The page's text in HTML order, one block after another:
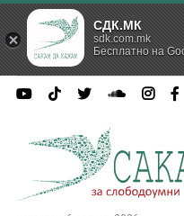
СДК.МК
sdk.com.mk
Бесплатно на